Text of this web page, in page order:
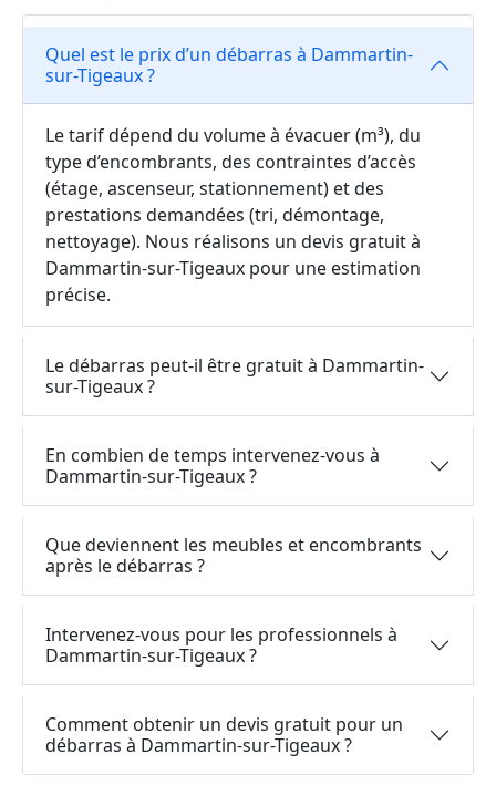
Quel est le prix d’un débarras à Dammartin-
sur-Tigeaux ?
Le tarif dépend du volume à évacuer (m³), du
type d’encombrants, des contraintes d’accès
(étage, ascenseur, stationnement) et des
prestations demandées (tri, démontage,
nettoyage). Nous réalisons un devis gratuit à
Dammartin-sur-Tigeaux pour une estimation
précise.
Le débarras peut-il être gratuit à Dammartin-
sur-Tigeaux ?
En combien de temps intervenez-vous à
Dammartin-sur-Tigeaux ?
Que deviennent les meubles et encombrants
après le débarras ?
Intervenez-vous pour les professionnels à
Dammartin-sur-Tigeaux ?
Comment obtenir un devis gratuit pour un
débarras à Dammartin-sur-Tigeaux ?